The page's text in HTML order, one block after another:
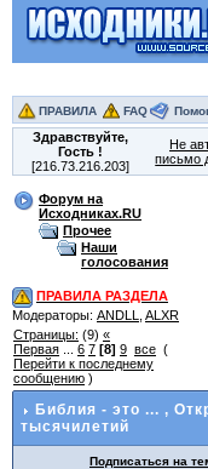
ПРАВИЛА FAQ
Здравствуйте,
Гость!
[216.73.216.203]
Не
письмо
Форум на
Исходниках.RU
Прочее
Наши
голосования
ПРАВИЛА РАЗДЕЛА
Модераторы: ANDLL
ALXR
Страницы: (9) «
Первая
6 7 [8] 9 все (
Перейти к последнему
сообщению )
Библия - это ... ,
тысячилетий
Подписаться на